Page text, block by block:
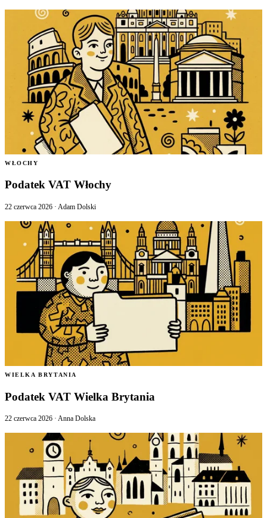
WŁOCHY
Podatek VAT Włochy
22 czerwca 2026 · Adam Dolski
WIELKA BRYTANIA
Podatek VAT Wielka Brytania
22 czerwca 2026 · Anna Dolska